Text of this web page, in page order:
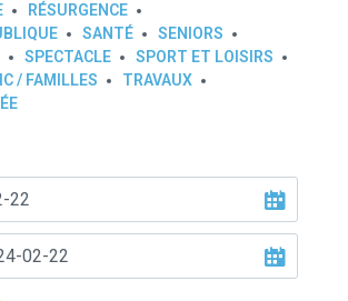
RÉSURGENCE
SANTÉ
SENIORS
SPECTACLE
SPORT ET LOISIRS
/ FAMILLES
TRAVAUX